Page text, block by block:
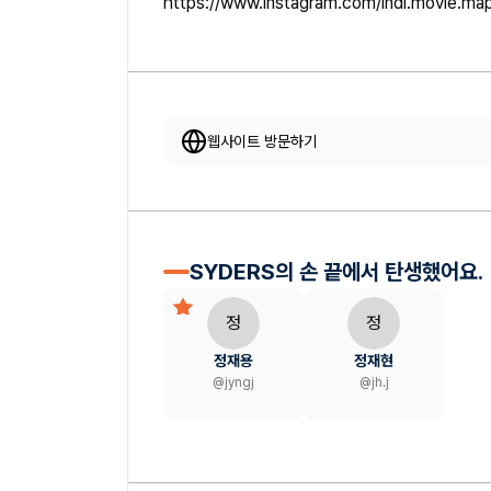
웹사이트 방문하기
SYDERS의 손 끝에서 탄생했어요.
정
정재용
@jyngj
정
정재현
@jh.j